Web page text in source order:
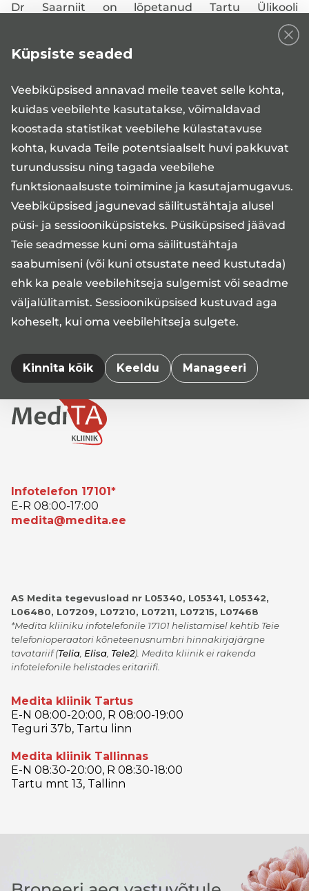
Küpsiste seaded
Veebiküpsised annavad meile teavet selle kohta,
kuidas veebilehte kasutatakse, võimaldavad
koostada statistikat veebilehe külastatavuse
kohta, kuvada Teile potentsiaalselt huvi pakkuvat
turundussisu ning tagada veebilehe
funktsionaalsuste toimimine ja kasutajamugavus.
Veebiküpsised jagunevad säilitustähtaja alusel
püsi- ja sessiooniküpsisteks. Püsiküpsised jäävad
Teie seadmesse kuni oma säilitustähtaja
saabumiseni (või kuni otsustate need kustutada)
ehk ka peale veebilehitseja sulgemist või seadme
väljalülitamist. Sessiooniküpsised kustuvad aga
koheselt, kui oma veebilehitseja sulgete.
Kinnita kõik Keeldu Manageeri
Dr Saarniit on lõpetanud Tartu Ülikooli
arstiteaduskonna ja töötab põhikohaga SA Tartu
erinevate proktoloogiliste probleemidega
patsiendid.
Proktoloogia on kirurgiline eriala, mis tegeleb
päraku ja pärasoolehaiguste diagnoosimise, ravi ja
ravijärgse kontrolliga. Kõige levinumateks
proktoloogilisteks probleemideks on hemorroidid,
pärakulõhed ja pärakufistlid.
Üldkirurgi vastuvõtule saab registreeruda
aadressilwww.medita.ee/veebiregistratuur
patsiendiportaaliswww.digilugu.eevõi Medita
kliiniku telefonil 5 645 8430.
Infotelefon 17101*
E-R 08:00-17:00
medita@medita.ee
Medita kliinik Tartus
E-N 08:00-20:00, R 08:00-19:00
Teguri 37b, Tartu linn
Medita kliinik Tallinnas
E-N 08:30-20:00, R 08:30-18:00
Tartu mnt 13, Tallinn
AS Medita tegevusload nr L05340, L05341, L05342,
L06480, L07209, L07210, L07211, L07215, L07468
*Medita kliiniku infotelefonile 17101 helistamisel kehtib Teie
telefonioperaatori kõneteenusnumbri hinnakirjajärgne
tavatariif(Telia Elisa Tele2) . Medita kliinik ei rakenda
infotelefonile helistades eritariifi.